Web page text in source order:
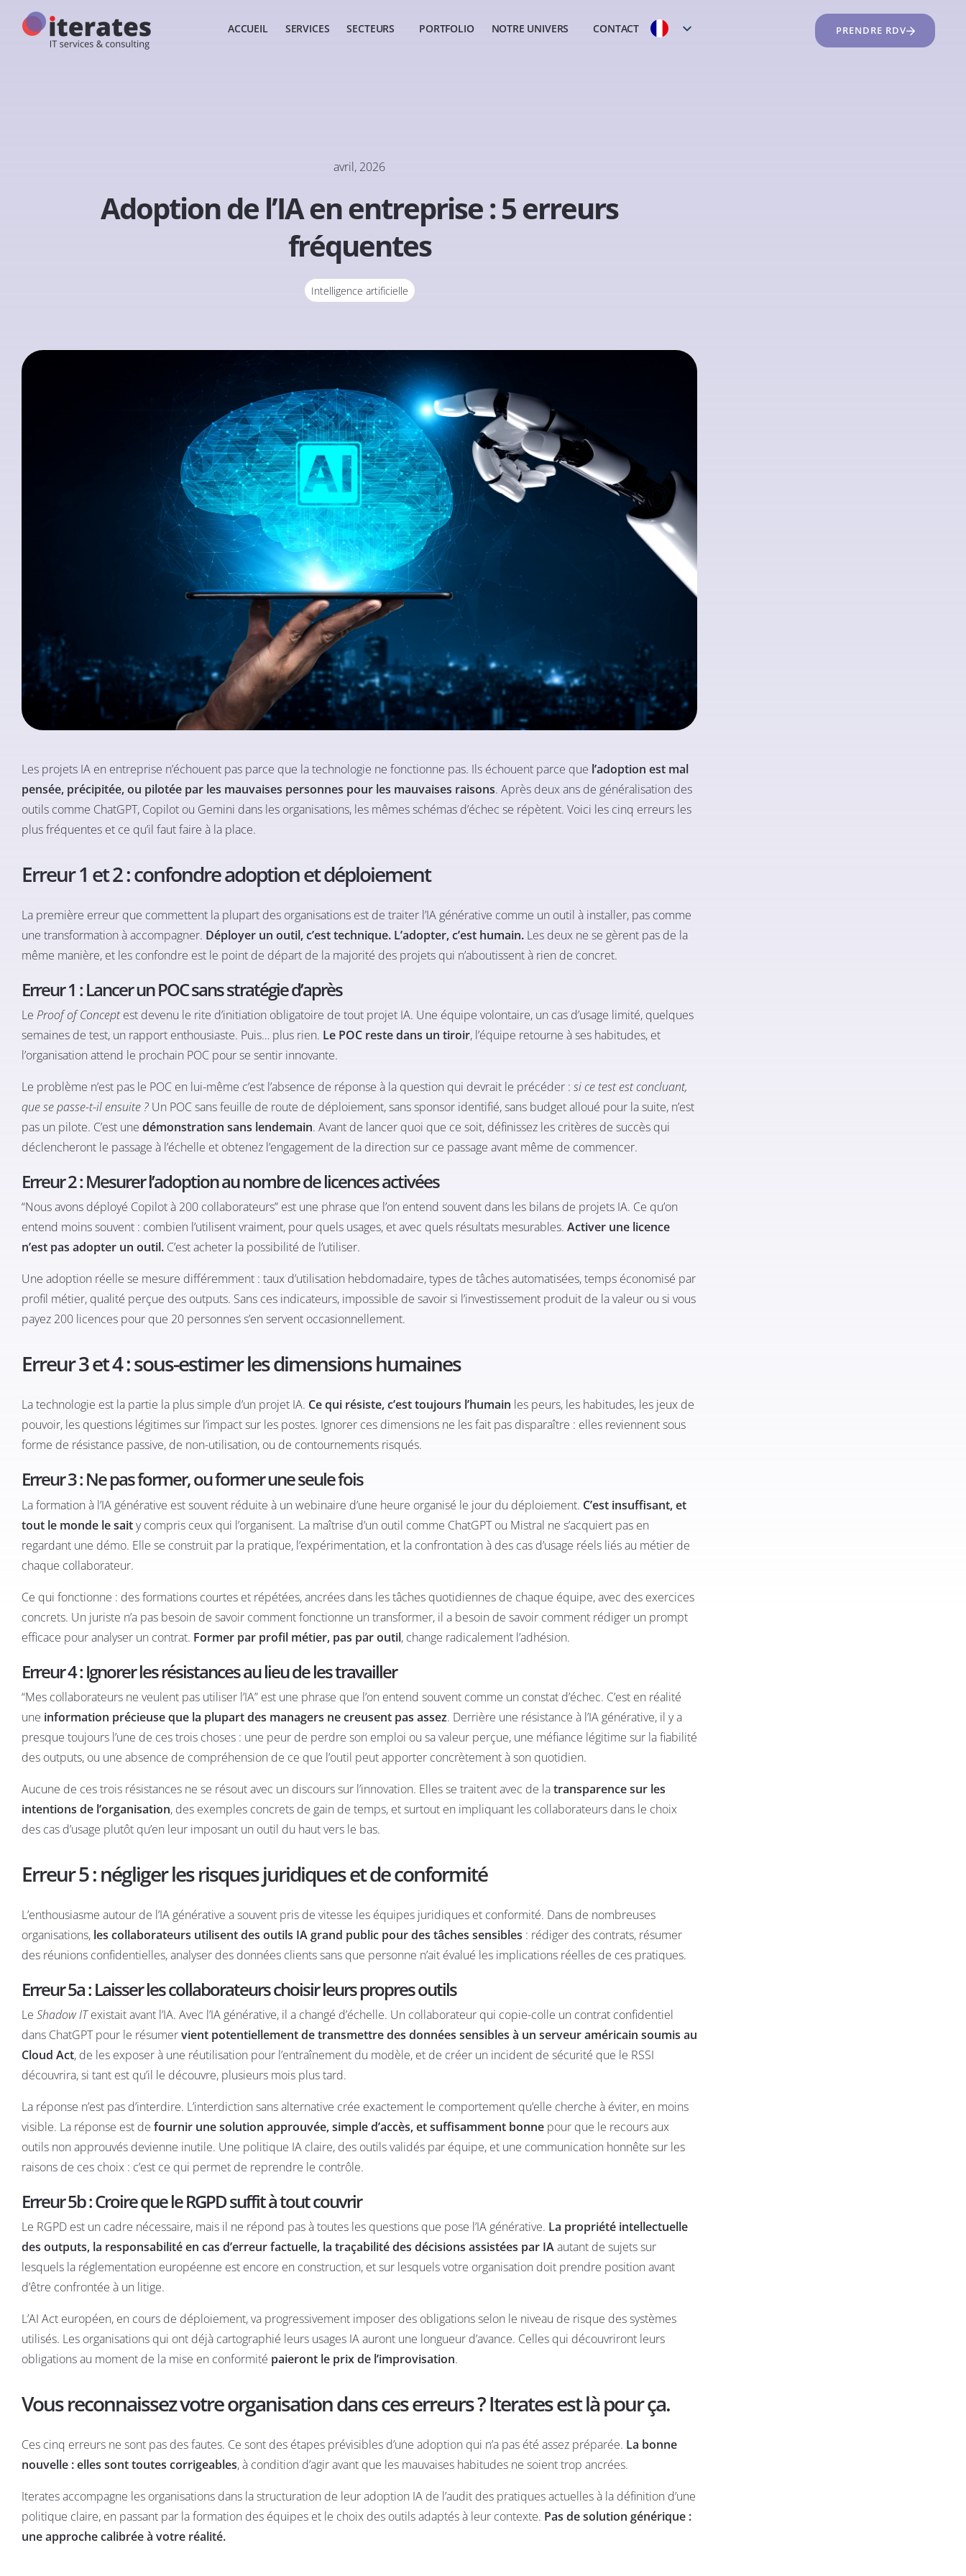
ACCUEIL SERVICES SECTEURS PORTFOLIO NOTRE UNIVERS CONTACT PRENDRE RDV
avril, 2026
Adoption de l’IA en entreprise : 5 erreurs
fréquentes
Intelligence artificielle
Les projets IA en entreprise n’échouent pas parce que la technologie ne fonctionne pas. Ils échouent parce que l’adoption est mal
pensée, précipitée, ou pilotée par les mauvaises personnes pour les mauvaises raisons. Après deux ans de généralisation des
outils comme ChatGPT, Copilot ou Gemini dans les organisations, les mêmes schémas d’échec se répètent. Voici les cinq erreurs les
plus fréquentes et ce qu’il faut faire à la place.
Erreur 1 et 2 : confondre adoption et déploiement
La première erreur que commettent la plupart des organisations est de traiter l’IA générative comme un outil à installer, pas comme
une transformation à accompagner. Déployer un outil, c’est technique. L’adopter, c’est humain. Les deux ne se gèrent pas de la
même manière, et les confondre est le point de départ de la majorité des projets qui n’aboutissent à rien de concret.
Erreur 1 : Lancer un POC sans stratégie d’après
Le Proof of Conceptest devenu le rite d’initiation obligatoire de tout projet IA. Une équipe volontaire, un cas d’usage limité, quelques
semaines de test, un rapport enthousiaste. Puis… plus rien. Le POC reste dans un tiroir, l’équipe retourne à ses habitudes, et
l’organisation attend le prochain POC pour se sentir innovante.
Le problème n’est pas le POC en lui-même c’est l’absence de réponse à la question qui devrait le précéder : si ce test est concluant,
que se passe-t-il ensuite ? Un POC sans feuille de route de déploiement, sans sponsor identifié, sans budget alloué pour la suite, n’est
pas un pilote. C’est une démonstration sans lendemain. Avant de lancer quoi que ce soit, définissez les critères de succès qui
déclencheront le passage à l’échelle et obtenez l’engagement de la direction sur ce passage avant même de commencer.
Erreur 2 : Mesurer l’adoption au nombre de licences activées
“Nous avons déployé Copilot à 200 collaborateurs” est une phrase que l’on entend souvent dans les bilans de projets IA. Ce qu’on
entend moins souvent : combien l’utilisent vraiment, pour quels usages, et avec quels résultats mesurables. Activer une licence
n’est pas adopter un outil. C’est acheter la possibilité de l’utiliser.
Une adoption réelle se mesure différemment : taux d’utilisation hebdomadaire, types de tâches automatisées, temps économisé par
profil métier, qualité perçue des outputs. Sans ces indicateurs, impossible de savoir si l’investissement produit de la valeur ou si vous
payez 200 licences pour que 20 personnes s’en servent occasionnellement.
Erreur 3 et 4 : sous-estimer les dimensions humaines
La technologie est la partie la plus simple d’un projet IA. Ce qui résiste, c’est toujours l’humain les peurs, les habitudes, les jeux de
pouvoir, les questions légitimes sur l’impact sur les postes. Ignorer ces dimensions ne les fait pas disparaître : elles reviennent sous
forme de résistance passive, de non-utilisation, ou de contournements risqués.
Erreur 3 : Ne pas former, ou former une seule fois
La formation à l’IA générative est souvent réduite à un webinaire d’une heure organisé le jour du déploiement. C’est insuffisant, et
tout le monde le saity compris ceux qui l’organisent. La maîtrise d’un outil comme ChatGPT ou Mistral ne s’acquiert pas en
regardant une démo. Elle se construit par la pratique, l’expérimentation, et la confrontation à des cas d’usage réels liés au métier de
chaque collaborateur.
Ce qui fonctionne : des formations courtes et répétées, ancrées dans les tâches quotidiennes de chaque équipe, avec des exercices
concrets. Un juriste n’a pas besoin de savoir comment fonctionne un transformer, il a besoin de savoir comment rédiger un prompt
efficace pour analyser un contrat. Former par profil métier, pas par outil, change radicalement l’adhésion.
Erreur 4 : Ignorer les résistances au lieu de les travailler
“Mes collaborateurs ne veulent pas utiliser l’IA” est une phrase que l’on entend souvent comme un constat d’échec. C’est en réalité
une information précieuse que la plupart des managers ne creusent pas assez. Derrière une résistance à l’IA générative, il y a
presque toujours l’une de ces trois choses : une peur de perdre son emploi ou sa valeur perçue, une méfiance légitime sur la fiabilité
des outputs, ou une absence de compréhension de ce que l’outil peut apporter concrètement à son quotidien.
Aucune de ces trois résistances ne se résout avec un discours sur l’innovation. Elles se traitent avec de latransparence sur les
intentions de l’organisation, des exemples concrets de gain de temps, et surtout en impliquant les collaborateurs dans le choix
des cas d’usage plutôt qu’en leur imposant un outil du haut vers le bas.
Erreur 5 : négliger les risques juridiques et de conformité
L’enthousiasme autour de l’IA générative a souvent pris de vitesse les équipes juridiques et conformité. Dans de nombreuses
organisations, les collaborateurs utilisent des outils IA grand public pour des tâches sensibles : rédiger des contrats, résumer
des réunions confidentielles, analyser des données clients sans que personne n’ait évalué les implications réelles de ces pratiques.
Erreur 5a : Laisser les collaborateurs choisir leurs propres outils
Le Shadow ITexistait avant l’IA. Avec l’IA générative, il a changé d’échelle. Un collaborateur qui copie-colle un contrat confidentiel
dans ChatGPT pour le résumervient potentiellement de transmettre des données sensibles à un serveur américain soumis au
Cloud Act, de les exposer à une réutilisation pour l’entraînement du modèle, et de créer un incident de sécurité que le RSSI
découvrira, si tant est qu’il le découvre, plusieurs mois plus tard.
La réponse n’est pas d’interdire. L’interdiction sans alternative crée exactement le comportement qu’elle cherche à éviter, en moins
visible. La réponse est de fournir une solution approuvée, simple d’accès, et suffisamment bonne pour que le recours aux
outils non approuvés devienne inutile. Une politique IA claire, des outils validés par équipe, et une communication honnête sur les
raisons de ces choix : c’est ce qui permet de reprendre le contrôle.
Erreur 5b : Croire que le RGPD suffit à tout couvrir
Le RGPD est un cadre nécessaire, mais il ne répond pas à toutes les questions que pose l’IA générative. La propriété intellectuelle
des outputs, la responsabilité en cas d’erreur factuelle, la traçabilité des décisions assistées par IAautant de sujets sur
lesquels la réglementation européenne est encore en construction, et sur lesquels votre organisation doit prendre position avant
d’être confrontée à un litige.
L’AI Act européen, en cours de déploiement, va progressivement imposer des obligations selon le niveau de risque des systèmes
utilisés. Les organisations qui ont déjà cartographié leurs usages IA auront une longueur d’avance. Celles qui découvriront leurs
obligations au moment de la mise en conformité paieront le prix de l’improvisation.
Vous reconnaissez votre organisation dans ces erreurs ? Iterates est là pour ça.
Ces cinq erreurs ne sont pas des fautes. Ce sont des étapes prévisibles d’une adoption qui n’a pas été assez préparée. La bonne
nouvelle : elles sont toutes corrigeables, à condition d’agir avant que les mauvaises habitudes ne soient trop ancrées.
Iterates accompagne les organisations dans la structuration de leur adoption IA de l’audit des pratiques actuelles à la définition d’une
politique claire, en passant par la formation des équipes et le choix des outils adaptés à leur contexte. Pas de solution générique :
une approche calibrée à votre réalité.